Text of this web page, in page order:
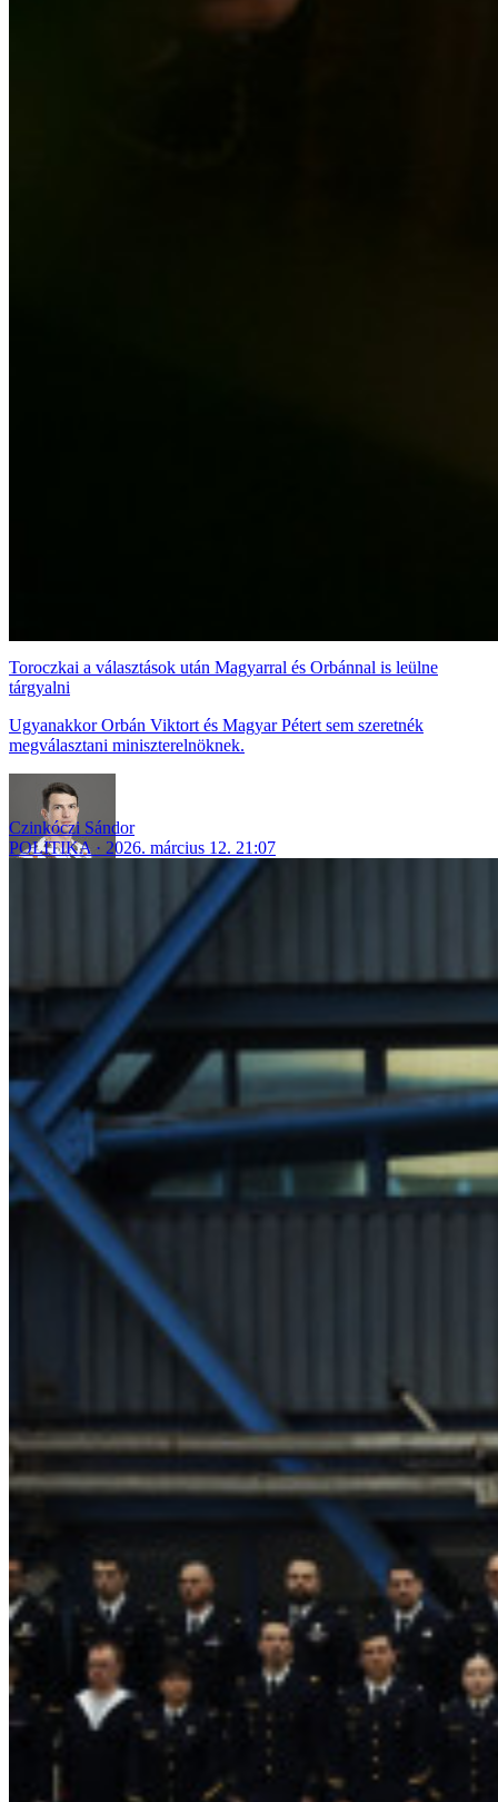
Toroczkai a választások után Magyarral és Orbánnal is leülne
tárgyalni
Ugyanakkor Orbán Viktort és Magyar Pétert sem szeretnék
megválasztani miniszterelnöknek.
Czinkóczi Sándor
POLITIKA
2026. március 12. 21:07